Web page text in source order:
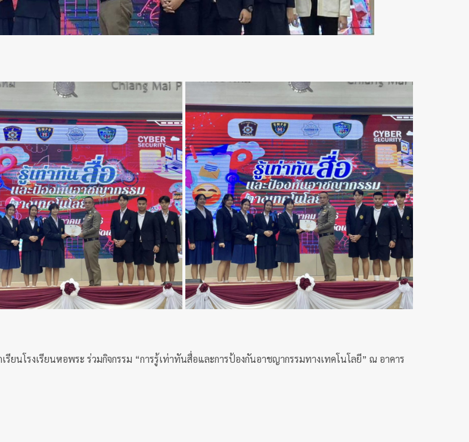
ยนโรงเรียนหอพระ ร่วมกิจกรรม “การรู้เท่าทันสื่อและการป้องกันอาชญากรรมทางเทคโนโลยี” ณ อาคาร